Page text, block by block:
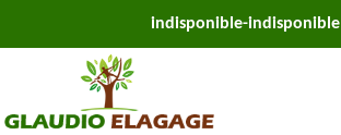
indisponible-indisponible